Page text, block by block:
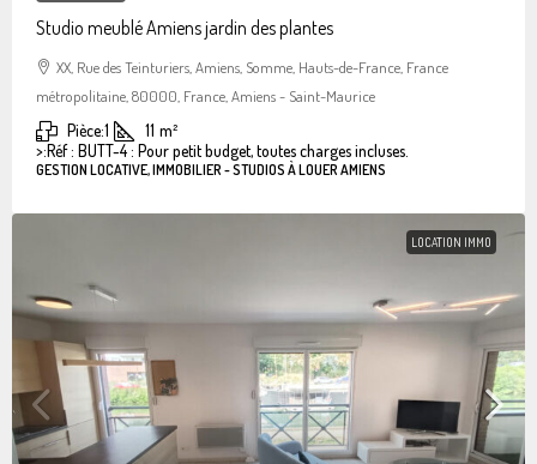
Studio meublé Amiens jardin des plantes
XX, Rue des Teinturiers, Amiens, Somme, Hauts-de-France, France
métropolitaine, 80000, France, Amiens - Saint-Maurice
Pièce:1 11 m²
>:Réf : BUTT-4 : Pour petit budget, toutes charges incluses.
GESTION LOCATIVE, IMMOBILIER - STUDIOS À LOUER AMIENS
LOCATION IMMO